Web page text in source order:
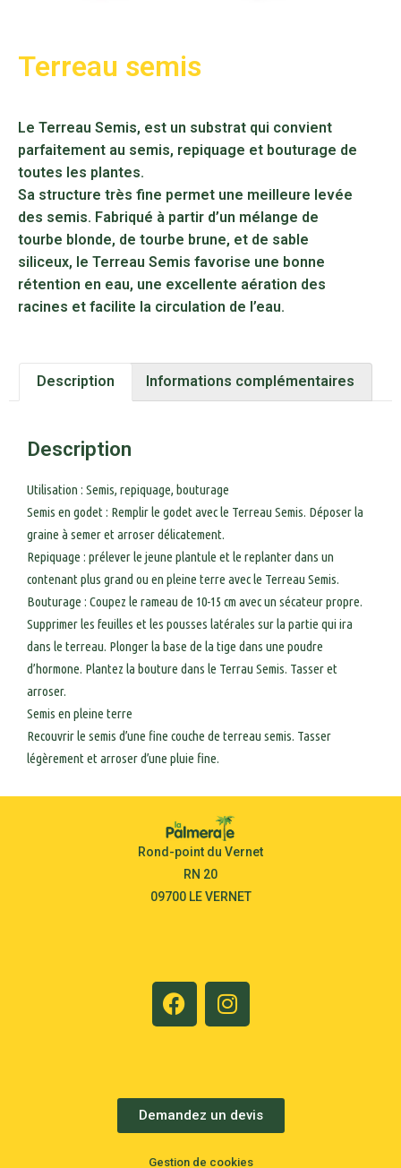
Terreau semis
Le Terreau Semis, est un substrat qui convient
parfaitement au semis, repiquage et bouturage de
toutes les plantes.
Sa structure très fine permet une meilleure levée
des semis. Fabriqué à partir d’un mélange de
tourbe blonde, de tourbe brune, et de sable
siliceux, le Terreau Semis favorise une bonne
rétention en eau, une excellente aération des
racines et facilite la circulation de l’eau.
Description Informations complémentaires
Description
Utilisation : Semis, repiquage, bouturage
Semis en godet : Remplir le godet avec le Terreau Semis. Déposer la
graine à semer et arroser délicatement.
Repiquage : prélever le jeune plantule et le replanter dans un
contenant plus grand ou en pleine terre avec le Terreau Semis.
Bouturage : Coupez le rameau de 10-15 cm avec un sécateur propre.
Supprimer les feuilles et les pousses latérales sur la partie qui ira
dans le terreau. Plonger la base de la tige dans une poudre
d’hormone. Plantez la bouture dans le Terrau Semis. Tasser et
arroser.
Semis en pleine terre
Recouvrir le semis d’une fine couche de terreau semis. Tasser
légèrement et arroser d’une pluie fine.
Rond-point du Vernet
RN 20
09700 LE VERNET
Demandez un devis
Gestion de cookies